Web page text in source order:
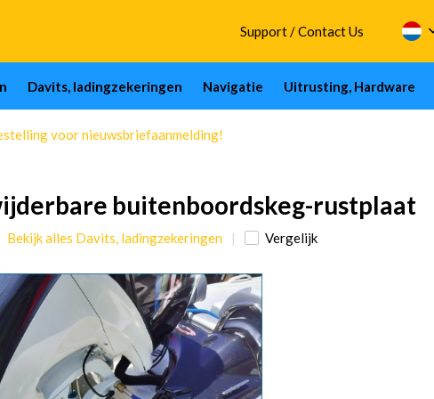
Support / Contact Us
Davits, ladingzekeringen Navigatie Uitrusting, Hardware
voor nieuwsbriefaanmelding!
buitenboordskeg-rustplaat
Bekijk alles Davits, ladingzekeringen Vergelijk